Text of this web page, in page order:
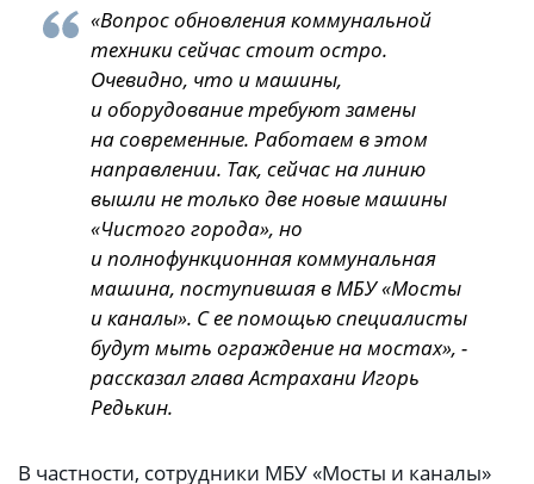
«Вопрос обновления коммунальной
техники сейчас стоит остро.
Очевидно, что и машины,
и оборудование требуют замены
на современные. Работаем в этом
направлении. Так, сейчас на линию
вышли не только две новые машины
«Чистого города», но
и полнофункционная коммунальная
машина, поступившая в МБУ «Мосты
и каналы». С ее помощью специалисты
будут мыть ограждение на мостах», -
рассказал глава Астрахани Игорь
Редькин.
В частности, сотрудники МБУ «Мосты и каналы»